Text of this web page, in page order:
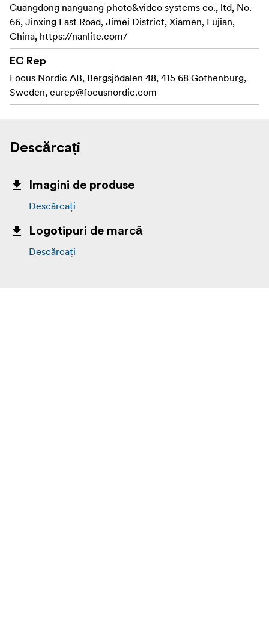
Guangdong nanguang photo&video systems co., ltd, No.
66, Jinxing East Road, Jimei District, Xiamen, Fujian,
China, https://nanlite.com/
EC Rep
Focus Nordic AB, Bergsjödalen 48, 415 68 Gothenburg,
Sweden, eurep@focusnordic.com
Descărcați
Imagini de produse
Descărcați
Logotipuri de marcă
Descărcați